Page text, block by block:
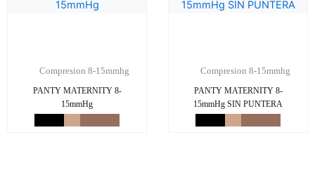
Compresion 8-15mmhg
PANTY MATERNITY 8-
15mmHg
Compresion 8-15mmhg
PANTY MATERNITY 8-
15mmHg SIN PUNTERA